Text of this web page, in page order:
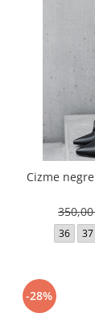
Cizme
36 37
-28%